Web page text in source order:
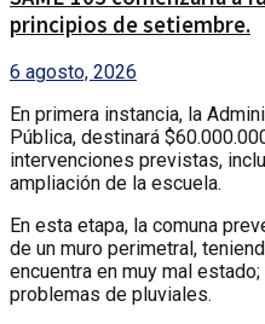
principios de setiembre.
6 agosto, 2026
En primera instancia, la
Pública, destinará
intervenciones previstas,
ampliación de la escuela.
En esta etapa, la comuna
de un muro perimetral,
encuentra en muy mal
problemas de pluviales.